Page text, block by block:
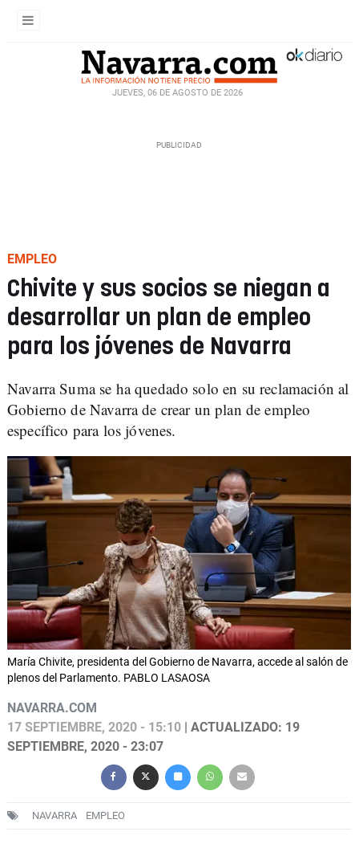
JUEVES, 06 DE AGOSTO DE 2026
EMPLEO
Chivite y sus socios se niegan a
desarrollar un plan de empleo
para los jóvenes de Navarra
Navarra Suma se ha quedado solo en su reclamación al
Gobierno de Navarra de crear un plan de empleo
específico para los jóvenes.
María Chivite, presidenta del Gobierno de Navarra, accede al salón de
plenos del Parlamento. PABLO LASAOSA
NAVARRA.COM
17 SEPTIEMBRE, 2020 - 15:10 | ACTUALIZADO: 19
SEPTIEMBRE, 2020 - 23:07
NAVARRA EMPLEO